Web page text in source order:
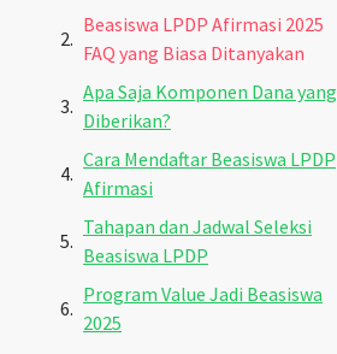
Beasiswa LPDP Afirmasi 2025
FAQ yang Biasa Ditanyakan
Apa Saja Komponen Dana yang
Diberikan?
Cara Mendaftar Beasiswa LPDP
Afirmasi
Tahapan dan Jadwal Seleksi
Beasiswa LPDP
Program Value Jadi Beasiswa
2025